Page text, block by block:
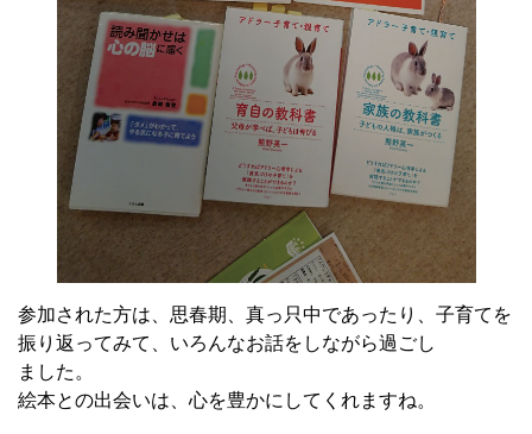
参加された方は、思春期、真っ只中であったり、子育てを
振り返ってみて、いろんなお話をしながら過ごし
ました。
絵本との出会いは、心を豊かにしてくれますね。